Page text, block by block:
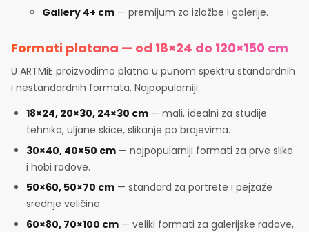
Gallery 4+ cm— premijum za izložbe i galerije.
Formati platana — od 18×24 do 120×150 cm
U ARTMiE proizvodimo platna u punom spektru standardnih
i nestandardnih formata. Najpopularniji:
18×24, 20×30, 24×30 cm — mali, idealni za studije
tehnika, uljane skice, slikanje po brojevima.
30×40, 40×50 cm — najpopularniji formati za prve slike
i hobi radove.
50×60, 50×70 cm — standard za portrete i pejzaže
srednje veličine.
60×80, 70×100 cm — veliki formati za galerijske radove,